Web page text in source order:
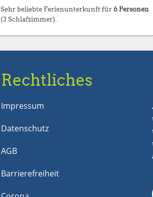
Sehr beliebte Ferienunterkunft für 6 Personen
(3 Schlafzimmer).
Rechtliches
Impressum
Datenschutz
AGB
Barrierefreiheit